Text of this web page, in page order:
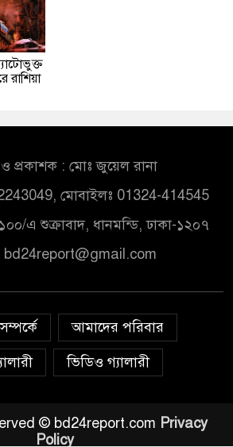
রাশিয়া
প্রকাশক : মোঃ জুয়েল রানা
মোবাইলঃ 01324-414545
এ শুক্রাবাদ, ধানমন্ডি, ঢাকা-১২০৭
bd24report@gmail.com
আমাদের পরিবার
ভিডিও গ্যালারী
© bd24report.com Privacy
Policy